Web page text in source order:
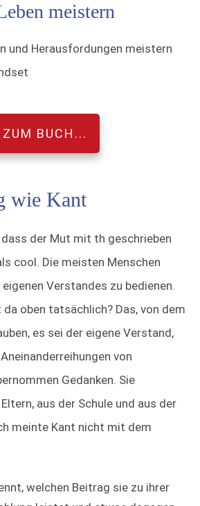
meistern
und Herausfordungen meistern
ZUM BUCH...
wie Kant
der Mut mit th geschrieben
cool. Die meisten Menschen
Verstandes zu bedienen.
oben tatsächlich? Das, von dem
es sei der eigene Verstand,
von
Gedanken. Sie
aus der Schule und aus der
meinte Kant nicht mit dem
welchen Beitrag sie zu ihrer